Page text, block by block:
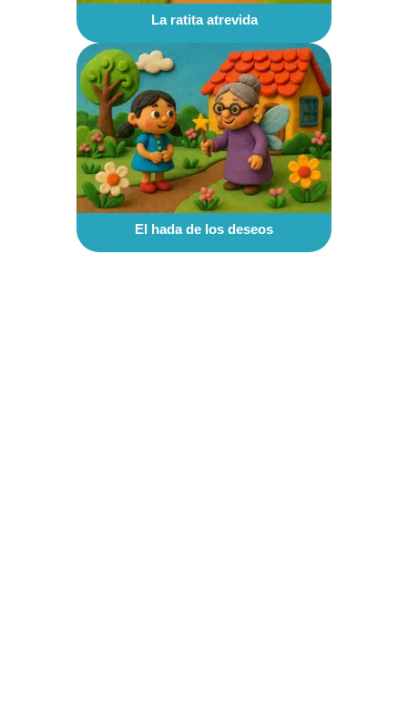
La ratita atrevida
El hada de los deseos